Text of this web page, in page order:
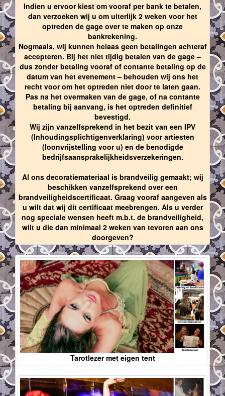
Indien u ervoor kiest om vooraf per bank te betalen,
dan verzoeken wij u om uiterlijk 2 weken voor het
optreden de gage over te maken op onze
bankrekening.
Nogmaals, wij kunnen helaas geen betalingen achteraf
accepteren. Bij het niet tijdig betalen van de gage –
dus zonder betaling vooraf of contante betaling op de
datum van het evenement – behouden wij ons het
recht voor om het optreden niet door te laten gaan.
Pas na het overmaken van de gage, of na contante
betaling bij aanvang, is het optreden definitief
bevestigd.
Wij zijn vanzelfsprekend in het bezit van een IPV
(Inhoudingsplichtigenverklaring) voor artiesten
(loonvrijstelling voor u) en de benodigde
bedrijfsaansprakelijkheidsverzekeringen.
Al ons decoratiemateriaal is brandveilig gemaakt; wij
beschikken vanzelfsprekend over een
brandveiligheidscertificaat. Graag vooraf aangeven als
u wilt dat wij dit certificaat meebrengen. Als u verder
nog speciale wensen heeft m.b.t. de brandveiligheid,
wilt u die dan minimaal 2 weken van tevoren aan ons
doorgeven?
Tarotlezer met eigen tent